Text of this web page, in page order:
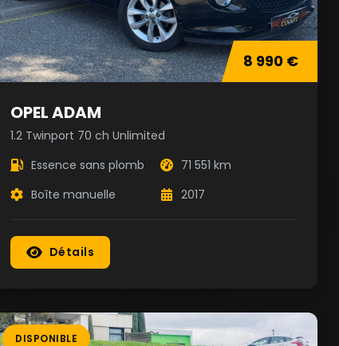
8 990 €
OPEL ADAM
1.2 Twinport 70 ch Unlimited
Essence sans plomb
71 551 km
Boîte manuelle
2017
Détails
DISPONIBLE